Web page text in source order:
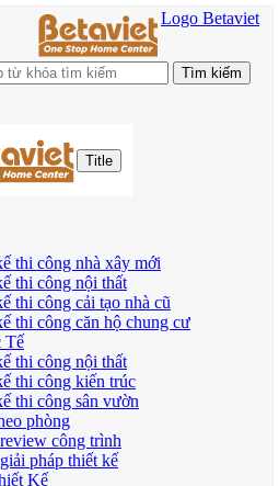
Logo Betaviet
Title
thi công nhà xây mới
thi công nội thất
thi công cải tạo nhà cũ
thi công căn hộ chung cư
Tế
thi công nội thất
thi công kiến trúc
thi công sân vườn
phòng
công trình
pháp thiết kế
Kế